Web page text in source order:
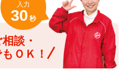
談・
ＯＫ！
入力
30 秒